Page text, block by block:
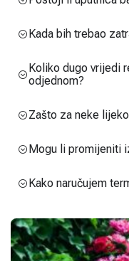
Kada bih trebao
Koliko dugo vrijedi
odjednom?
Zašto za neke
Mogu li promijeniti
Kako naručujem